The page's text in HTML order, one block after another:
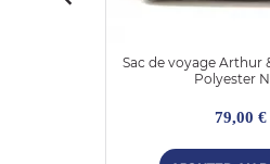
Sac de voyage Arthur
Polyester
79,00 €